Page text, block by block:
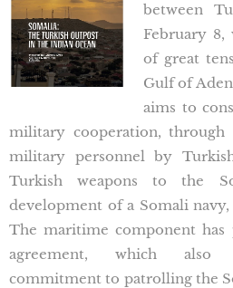
between
February 8,
of great
Gulf of
aims to
military cooperation,
military personnel by
Turkish weapons to the
development of a Somali
The maritime component has
agreement, which also
commitment to patrolling the